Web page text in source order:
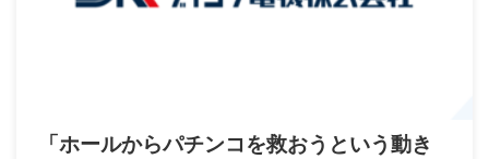
「ホールからパチンコを救おうという動き